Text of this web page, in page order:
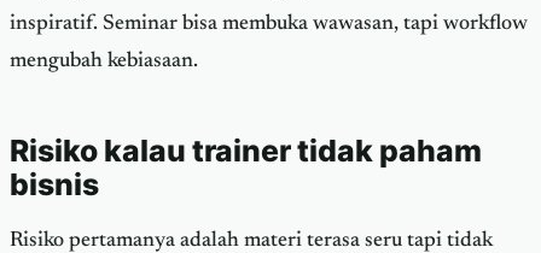
inspiratif. Seminar bisa membuka wawasan, tapi workflow
mengubah kebiasaan.
Risiko kalau trainer tidak paham
bisnis
Risiko pertamanya adalah materi terasa seru tapi tidak